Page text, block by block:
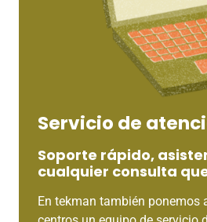
Servicio de
Soporte rápido,
cualquier consulta
En tekman también ponemos